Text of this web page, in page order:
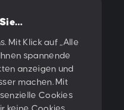
Mit Klick auf „Alle
spannende
anzeigen und
machen. Mit
Cookies